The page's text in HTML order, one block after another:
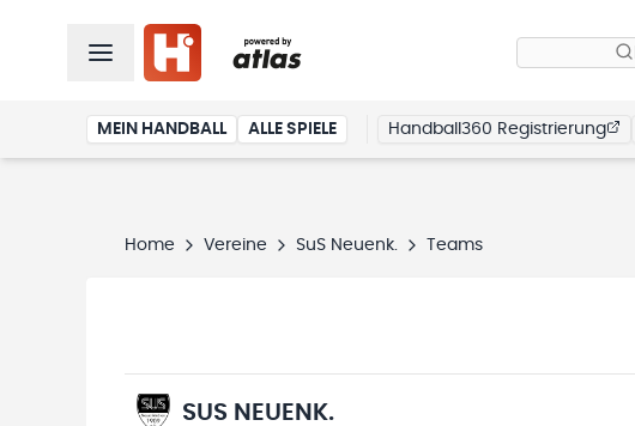
MEIN HANDBALL ALLE SPIELE Handball360 Registrierung
Home Vereine SuS Neuenk. Teams
SUS NEUENK.